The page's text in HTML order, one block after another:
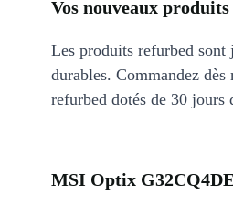
Vos nouveaux
Les produits refurbed sont
durables. Commandez
refurbed dotés de 30 jours
MSI Optix